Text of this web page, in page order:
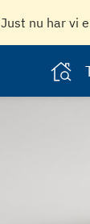
Just nu har vi